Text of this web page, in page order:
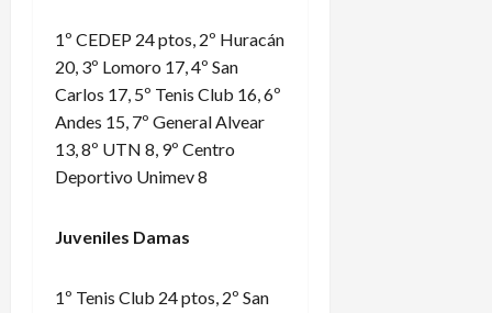
1º CEDEP 24 ptos, 2º Huracán
20, 3º Lomoro 17, 4º San
Carlos 17, 5º Tenis Club 16, 6º
Andes 15, 7º General Alvear
13, 8º UTN 8, 9º Centro
Deportivo Unimev 8
Juveniles Damas
1º Tenis Club 24 ptos, 2º San